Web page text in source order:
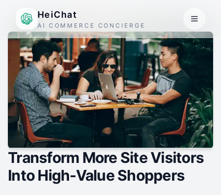
HeiChat
AI COMMERCE CONCIERGE
Transform More Site Visitors
Into High-Value Shoppers